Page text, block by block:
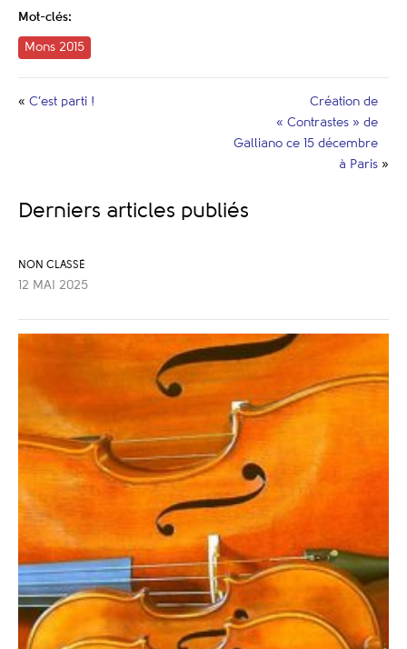
Mot-clés:
Mons 2015
« C’est parti !
Création de
« Contrastes » de
Galliano ce 15 décembre
à Paris »
Derniers articles publiés
NON CLASSÉ
12 MAI 2025